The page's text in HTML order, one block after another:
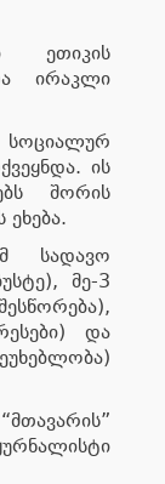
ეთიკის
ირაკლი
ის
შორის
ეხება.
სადავო
მე-3
და